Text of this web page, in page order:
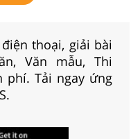
thoại, giải bài
Văn mẫu, Thi
phí. Tải ngay ứng